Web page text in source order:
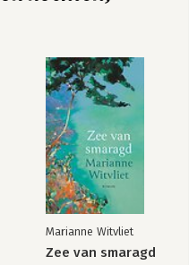
Eus
Marianne Witvliet
Zee van smaragd